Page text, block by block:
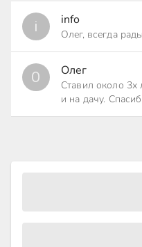
i info
Олег, всегда
О Олег
Ставил около 3х
и на дачу.